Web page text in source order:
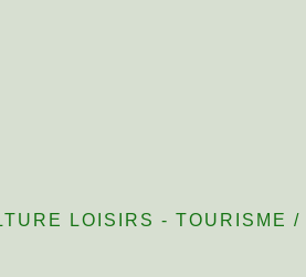
LOISIRS - TOURISME /